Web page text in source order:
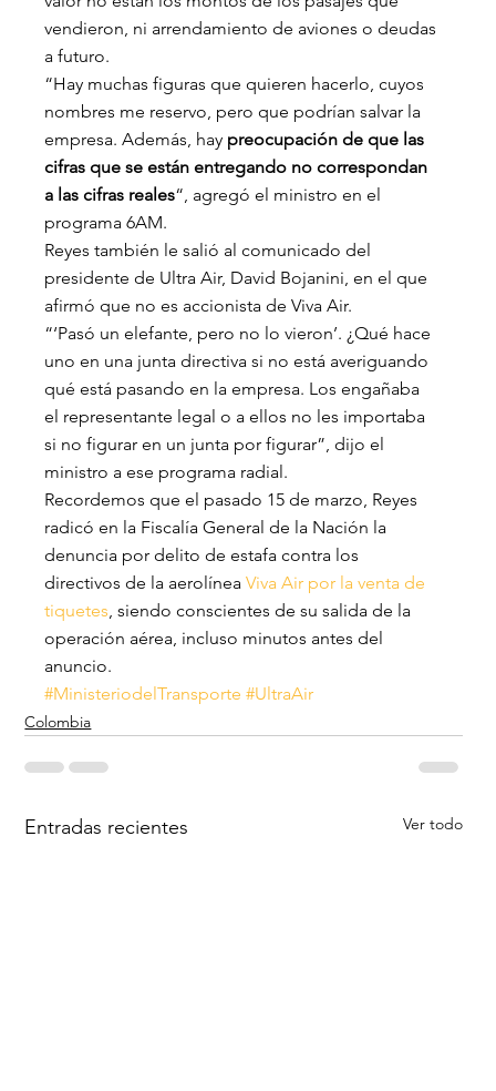
vendieron, ni arrendamiento de aviones o deudas
a futuro.
“Hay muchas figuras que quieren hacerlo, cuyos
nombres me reservo, pero que podrían salvar la
empresa. Además, hay preocupación de que las
cifras que se están entregando no correspondan
a las cifras reales“, agregó el ministro en el
programa 6AM.
Reyes también le salió al comunicado del
presidente de Ultra Air, David Bojanini, en el que
afirmó que no es accionista de Viva Air.
“‘Pasó un elefante, pero no lo vieron’. ¿Qué hace
uno en una junta directiva si no está averiguando
qué está pasando en la empresa. Los engañaba
el representante legal o a ellos no les importaba
si no figurar en un junta por figurar”, dijo el
ministro a ese programa radial.
Recordemos que el pasado 15 de marzo, Reyes
radicó en la Fiscalía General de la Nación la
denuncia por delito de estafa contra los
directivos de la aerolínea Viva Air por la venta de
tiquetes, siendo conscientes de su salida de la
operación aérea, incluso minutos antes del
anuncio.
#MinisteriodelTransporte #UltraAir
Colombia
Entradas recientes Ver todo